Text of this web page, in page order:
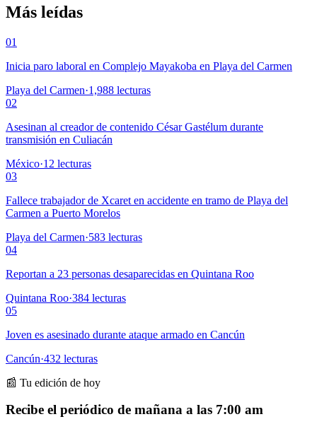
Más leídas
01
Inicia paro laboral en Complejo Mayakoba en Playa del Carmen
Playa del Carmen·1,988 lecturas
02
Asesinan al creador de contenido César Gastélum durante
transmisión en Culiacán
México·12 lecturas
03
Fallece trabajador de Xcaret en accidente en tramo de Playa del
Carmen a Puerto Morelos
Playa del Carmen·583 lecturas
04
Reportan a 23 personas desaparecidas en Quintana Roo
Quintana Roo·384 lecturas
05
Joven es asesinado durante ataque armado en Cancún
Cancún·432 lecturas
📰 Tu edición de hoy
Recibe el periódico de mañana a las 7:00 am